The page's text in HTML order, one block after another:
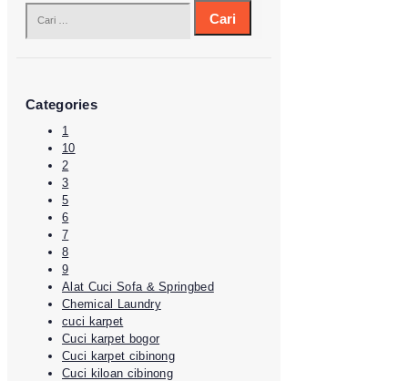
Cari
untuk:
Categories
1
10
2
3
5
6
7
8
9
Alat Cuci Sofa & Springbed
Chemical Laundry
cuci karpet
Cuci karpet bogor
Cuci karpet cibinong
Cuci kiloan cibinong